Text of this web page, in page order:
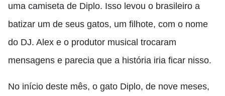
uma camiseta de Diplo. Isso levou o brasileiro a
batizar um de seus gatos, um filhote, com o nome
do DJ. Alex e o produtor musical trocaram
mensagens e parecia que a história iria ficar nisso.
No início deste mês, o gato Diplo, de nove meses,